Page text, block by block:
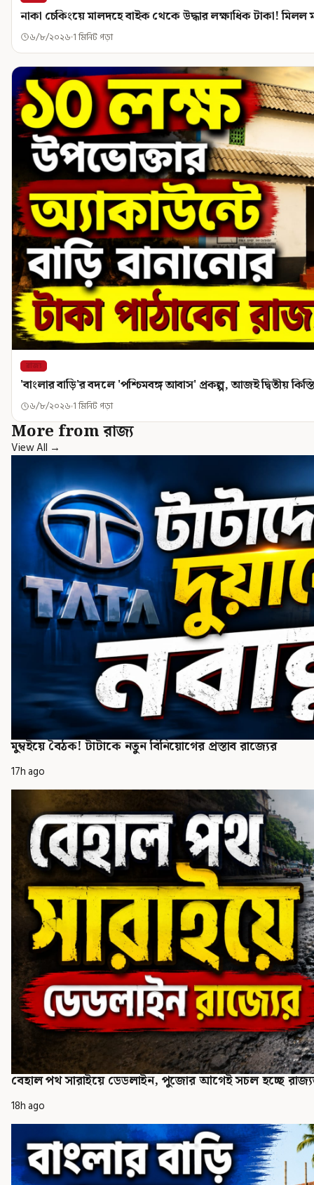
নাকা চেকিংয়ে মালদহে বাইক থেকে উদ্ধার লক্ষাধিক টাকা!
৬/৮/২০২৬ 1 মিনিট পড়া
রাজ্য
'বাংলার বাড়ি'র বদলে 'পশ্চিমবঙ্গ আবাস' প্রকল্প, আজই দ্বিতীয়
৬/৮/২০২৬ 1 মিনিট পড়া
More from রাজ্য
View All →
মুম্বইয়ে বৈঠক! টাটাকে নতুন বিনিয়োগের প্রস্তাব রাজ্যের
17h ago
বেহাল পথ সারাইয়ে ডেডলাইন, পুজোর আগেই সচল হচ্ছে
18h ago